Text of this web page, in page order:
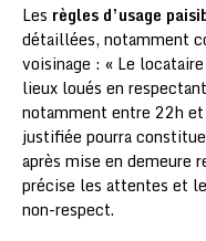
Les règles d’usage
détaillées, notamment
voisinage : « Le
lieux loués en
notamment entre 22h
justifiée pourra
après mise en demeure
précise les attentes et
non-respect.